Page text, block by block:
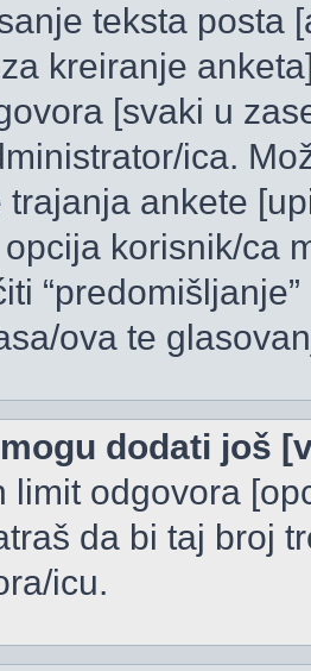
teksta posta
kreiranje
[svaki u
ica.
trajanja ankete
korisnik/ca
ova te
dodati još
limit odgovora
da bi taj broj
icu.